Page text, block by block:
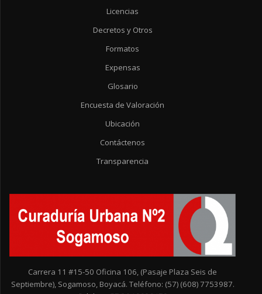
Licencias
Decretos y Otros
Formatos
Expensas
Glosario
Encuesta de Valoración
Ubicación
Contáctenos
Transparencia
Carrera 11 #15-50 Oficina 106, (Pasaje Plaza Seis de
Septiembre), Sogamoso, Boyacá. Teléfono: (57) (608) 7753987.